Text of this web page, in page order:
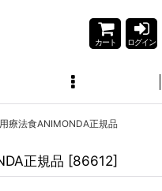
カート ログイン
療法食ANIMONDA正規品
正規品 [86612]